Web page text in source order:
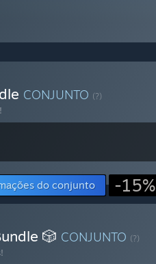
CONJUNTO (?)
do conjunto -15%
🎲 CONJUNTO (?)